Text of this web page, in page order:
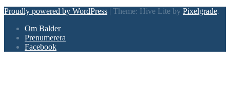
Proudly powered by WordPress | Theme: Hive Lite by Pixelgrade.
Footer
navigation
Om Balder
Prenumerera
Facebook